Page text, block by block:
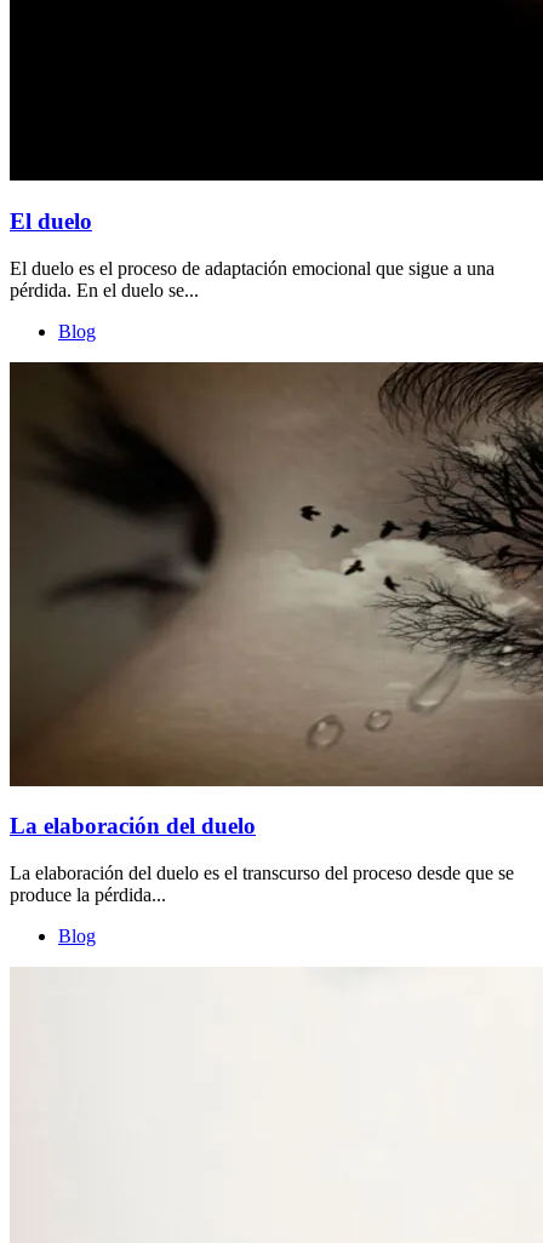
El duelo
El duelo es el proceso de adaptación emocional que sigue a una
pérdida. En el duelo se...
Blog
La elaboración del duelo
La elaboración del duelo es el transcurso del proceso desde que se
produce la pérdida...
Blog